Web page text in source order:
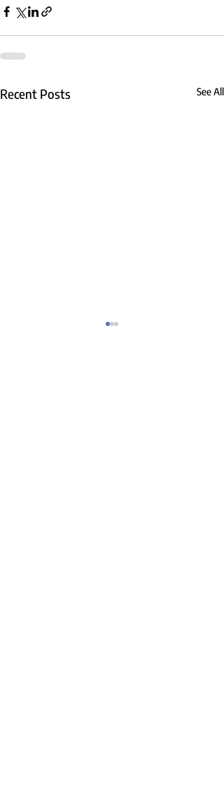
Recent Posts See All